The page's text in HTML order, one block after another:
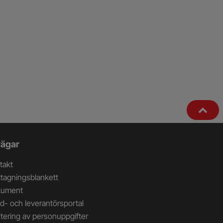
och leverantörsportal
av personuppgifter